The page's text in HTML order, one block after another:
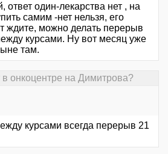
один-лекарства нет , на
самим -нет нельзя, его
ждите, можно делать перерыв
курсами. Ну вот месяц уже
там.
в онкоцентре на Димитрова?
курсами всегда перерыв 21